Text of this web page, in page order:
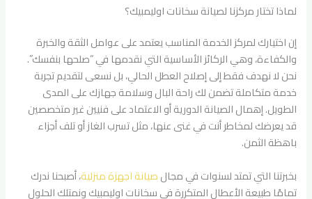
لماذا تختار مركزنا لصيانة سخانات اوليمبيك؟
إن اختيارك لمركز الخدمة المناسب يعتمد على عوامل الثقة والخبرة
والكفاءة، وهي الركائز الأساسية التي نقدمها في “صلحها بنفسك”.
نحن لا نهدف فقط إلى إصلاح العطل الحالي، بل نسعى لتقديم تجربة
خدمة متكاملة تضمن لك راحة البال وسلامة جهازك على المدى
الطويل. إهمال الصيانة الدورية أو الاعتماد على فنيين غير متخصصين
قد يعرضك لمخاطر أنت في غنى عنها، مثل تسرب الغاز أو تلف أجزاء
باهظة الثمن.
بخبرتنا التي تمتد لسنوات في مجالصيانة اجهزة منزلية، أصبحنا ندرك
تمامًا طبيعة الأعطال المتكررة في سخانات اوليمبيك ونمتلك الحلول